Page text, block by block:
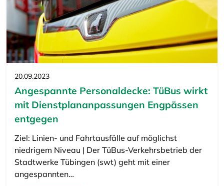
20.09.2023
Angespannte Personaldecke: TüBus wirkt
mit Dienstplananpassungen Engpässen
entgegen
Ziel: Linien- und Fahrtausfälle auf möglichst
niedrigem Niveau | Der TüBus-Verkehrsbetrieb der
Stadtwerke Tübingen (swt) geht mit einer
angespannten…